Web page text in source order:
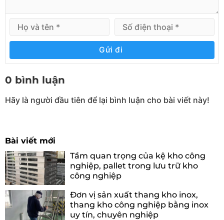
Gửi đi
0 bình luận
Hãy là người đầu tiên để lại bình luận cho bài viết này!
Bài viết mới
Tầm quan trọng của kệ kho công
nghiệp, pallet trong lưu trữ kho
công nghiệp
Đơn vị sản xuất thang kho inox,
thang kho công nghiệp bằng inox
uy tín, chuyên nghiệp